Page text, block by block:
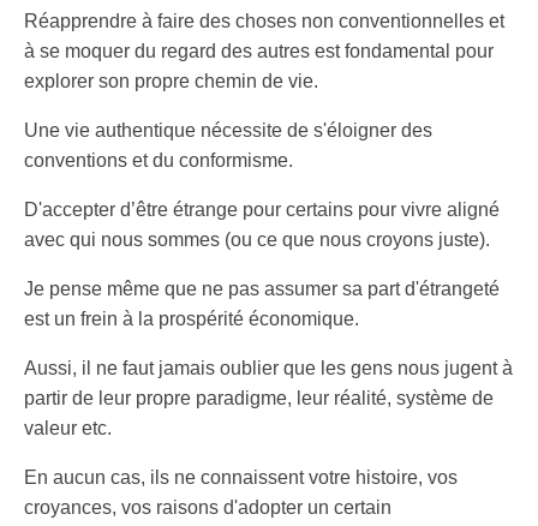
Réapprendre à faire des choses non conventionnelles et
à se moquer du regard des autres est fondamental pour
explorer son propre chemin de vie.
Une vie authentique nécessite de s'éloigner des
conventions et du conformisme.
D'accepter d’être étrange pour certains pour vivre aligné
avec qui nous sommes (ou ce que nous croyons juste).
Je pense même que ne pas assumer sa part d'étrangeté
est un frein à la prospérité économique.
Aussi, il ne faut jamais oublier que les gens nous jugent à
partir de leur propre paradigme, leur réalité, système de
valeur etc.
En aucun cas, ils ne connaissent votre histoire, vos
croyances, vos raisons d'adopter un certain